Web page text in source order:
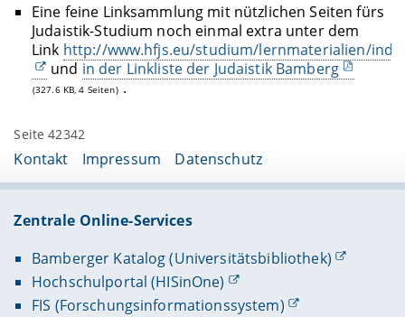
Eine feine Linksammlung mit nützlichen Seiten fürs
Judaistik-Studium noch einmal extra unter dem
Link http://www.hfjs.eu/studium/lernmaterialien/
und in der Linkliste der Judaistik Bamberg
(327.6 KB, 4 Seiten) .
Seite 42342
Kontakt Impressum Datenschutz
Zentrale Online-Services
Bamberger Katalog (Universitätsbibliothek)
Hochschulportal (HISinOne)
FIS (Forschungsinformationssystem)